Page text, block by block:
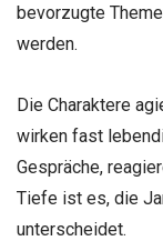
bevorzugte
werden.
Die Charaktere
wirken fast
Gespräche,
Tiefe ist es, die
unterscheidet.